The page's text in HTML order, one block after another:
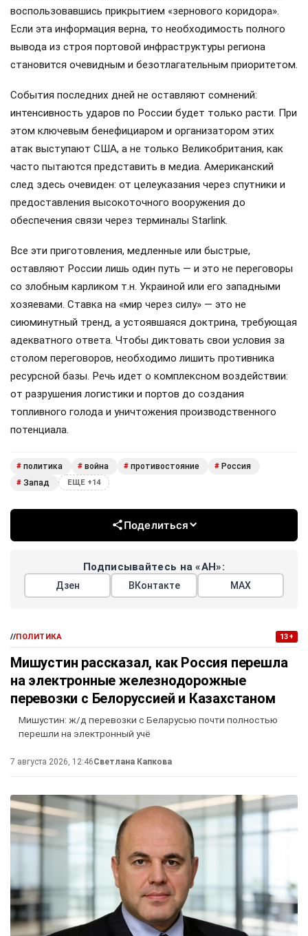
воспользовавшись прикрытием «зернового коридора».
Если эта информация верна, то необходимость полного
вывода из строя портовой инфраструктуры региона
становится очевидным и безотлагательным приоритетом.
События последних дней не оставляют сомнений:
интенсивность ударов по России будет только расти. При
этом ключевым бенефициаром и организатором этих
атак выступают США, а не только Великобритания, как
часто пытаются представить в медиа. Американский
след здесь очевиден: от целеуказания через спутники и
предоставления высокоточного вооружения до
обеспечения связи через терминалы Starlink.
Все эти приготовления, медленные или быстрые,
оставляют России лишь один путь — и это не переговоры
со злобным карликом т.н. Украиной или его западными
хозяевами. Ставка на «мир через силу» — это не
сиюминутный тренд, а устоявшаяся доктрина, требующая
адекватного ответа. Чтобы диктовать свои условия за
столом переговоров, необходимо лишить противника
ресурсной базы. Речь идет о комплексном воздействии:
от разрушения логистики и портов до создания
топливного голода и уничтожения производственного
потенциала.
# политика # война # противостояние # Россия
# Запад ЕЩЕ +14
Поделиться
Подписывайтесь на «АН»:
Дзен ВКонтакте МАХ
//ПОЛИТИКА 13+
Мишустин рассказал, как Россия перешла
на электронные железнодорожные
перевозки с Белоруссией и Казахстаном
Мишустин: ж/д перевозки с Беларусью почти полностью
перешли на электронный учё
7 августа 2026, 12:46Светлана Капкова